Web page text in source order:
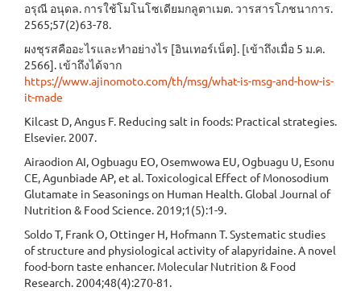
อรุณี อนุดล. การใช้โมโนโซเดียมกลูตาเมต. วารสารโภชนาการ.
2565;57(2)63-78.
ผงชุรสคืออะไรและทำอย่างไร [อินเทอร์เน็ต]. [เข้าถึงเมื่อ 5 ม.ค.
2566]. เข้าถึงได้จาก
https://www.ajinomoto.com/th/msg/what-is-msg-and-how-is-
it-made
Kilcast D, Angus F. Reducing salt in foods: Practical strategies.
Elsevier. 2007.
Airaodion AI, Ogbuagu EO, Osemwowa EU, Ogbuagu U, Esonu
CE, Agunbiade AP, et al. Toxicological Effect of Monosodium
Glutamate in Seasonings on Human Health. Global Journal of
Nutrition & Food Science. 2019;1(5):1-9.
Soldo T, Frank O, Ottinger H, Hofmann T. Systematic studies
of structure and physiological activity of alapyridaine. A novel
food-born taste enhancer. Molecular Nutrition & Food
Research. 2004;48(4):270-81.